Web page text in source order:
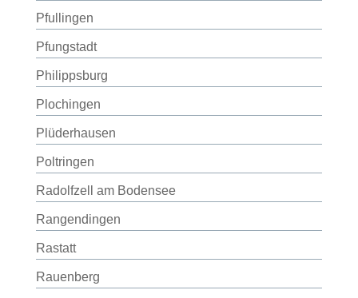
Pfullingen
Pfungstadt
Philippsburg
Plochingen
Plüderhausen
Poltringen
Radolfzell am Bodensee
Rangendingen
Rastatt
Rauenberg